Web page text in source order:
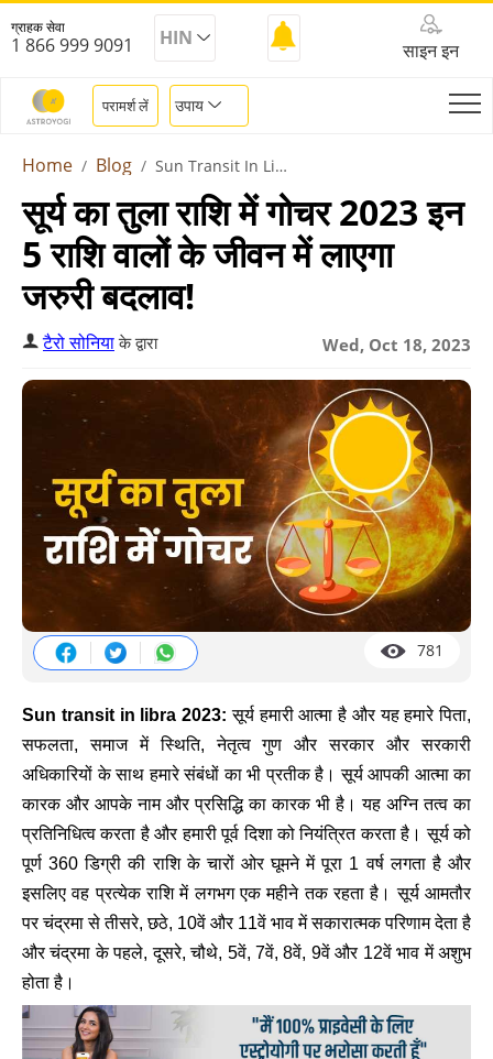
ग्राहक सेवा
1 866 999 9091 HIN
साइन इन
परामर्श लें उपाय
Home Blog Sun Transit In Libra 2023
सूर्य का तुला राशि में गोचर 2023 इन
5 राशि वालों के जीवन में लाएगा
जरुरी बदलाव!
Wed, Oct 18, 2023
टैरो सोनियाके द्वारा
781
Sun transit in libra 2023: सूर्य हमारी आत्मा है और यह हमारे पिता,
सफलता, समाज में स्थिति, नेतृत्व गुण और सरकार और सरकारी
अधिकारियों के साथ हमारे संबंधों का भी प्रतीक है। सूर्य आपकी आत्मा का
कारक और आपके नाम और प्रसिद्धि का कारक भी है। यह अग्नि तत्व का
प्रतिनिधित्व करता है और हमारी पूर्व दिशा को नियंत्रित करता है। सूर्य को
पूर्ण 360 डिग्री की राशि के चारों ओर घूमने में पूरा 1 वर्ष लगता है और
इसलिए वह प्रत्येक राशि में लगभग एक महीने तक रहता है। सूर्य आमतौर
पर चंद्रमा से तीसरे, छठे, 10वें और 11वें भाव में सकारात्मक परिणाम देता है
और चंद्रमा के पहले, दूसरे, चौथे, 5वें, 7वें, 8वें, 9वें और 12वें भाव में अशुभ
होता है।